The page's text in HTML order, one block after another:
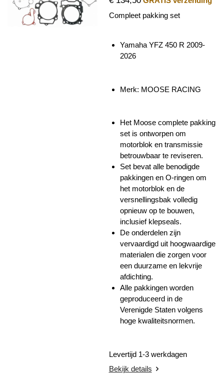
Compleet pakking set
Yamaha YFZ 450 R 2009-
2026
Merk: MOOSE RACING
Het Moose complete pakking
set is ontworpen om
motorblok en transmissie
betrouwbaar te reviseren.
Set bevat alle benodigde
pakkingen en O-ringen om
het motorblok en de
versnellingsbak volledig
opnieuw op te bouwen,
inclusief klepseals.
De onderdelen zijn
vervaardigd uit hoogwaardige
materialen die zorgen voor
een duurzame en lekvrije
afdichting.
Alle pakkingen worden
geproduceerd in de
Verenigde Staten volgens
hoge kwaliteitsnormen.
Levertijd 1-3 werkdagen
Bekijk details